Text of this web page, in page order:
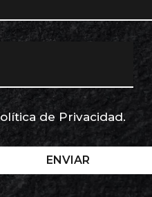
de Privacidad.
ENVIAR